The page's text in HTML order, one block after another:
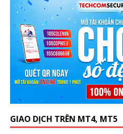
GIAO DỊCH TRÊN MT4, MT5